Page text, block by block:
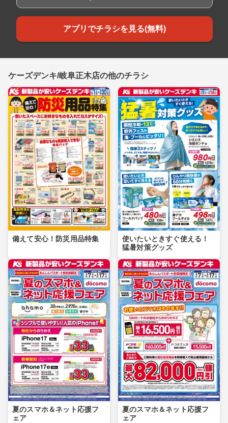
アプリでチラシを見る(無料)
ケーズデンキ/岐阜正木店の他のチラシ
備えて安心！防災用品特集
使いたいときすぐ使える！
猛暑対策グッズ
夏のスマホ＆ネット応援フ
ェア
夏のスマホ＆ネット応援フ
ェア